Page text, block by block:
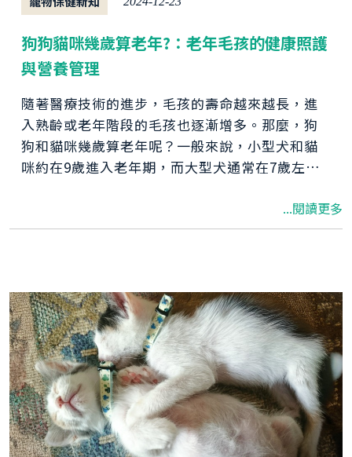
狗狗貓咪幾歲算老年?：老年毛孩的健康照護
與營養管理
隨著醫療技術的進步，毛孩的壽命越來越長，進
入熟齡或老年階段的毛孩也逐漸增多。那麼，狗
狗和貓咪幾歲算老年呢？一般來說，小型犬和貓
咪約在9歲進入老年期，而大型犬通常在7歲左右
別重視老年健康照護及貓狗的營養補充。接下
來，我們將探討如何為老年貓狗提供最佳的營養
...閱讀更多